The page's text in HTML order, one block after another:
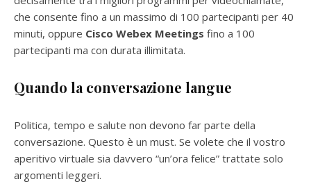
che consente fino a un massimo di 100 partecipanti per 40
minuti, oppure Cisco Webex Meetings fino a 100
partecipanti ma con durata illimitata.
Quando la conversazione langue
Politica, tempo e salute non devono far parte della
conversazione. Questo è un must. Se volete che il vostro
aperitivo virtuale sia davvero “un’ora felice” trattate solo
argomenti leggeri.